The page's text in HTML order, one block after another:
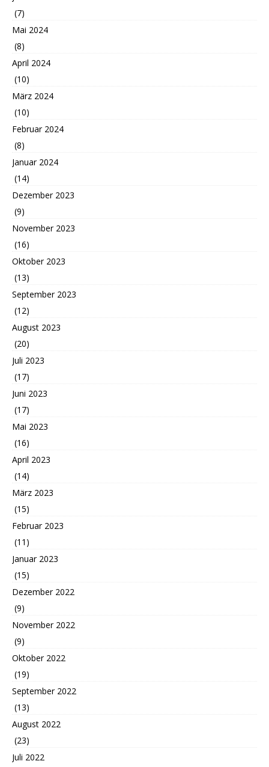
(7)
Mai 2024
(8)
April 2024
(10)
März 2024
(10)
Februar 2024
(8)
Januar 2024
(14)
Dezember 2023
(9)
November 2023
(16)
Oktober 2023
(13)
September 2023
(12)
August 2023
(20)
Juli 2023
(17)
Juni 2023
(17)
Mai 2023
(16)
April 2023
(14)
März 2023
(15)
Februar 2023
(11)
Januar 2023
(15)
Dezember 2022
(9)
November 2022
(9)
Oktober 2022
(19)
September 2022
(13)
August 2022
(23)
Juli 2022